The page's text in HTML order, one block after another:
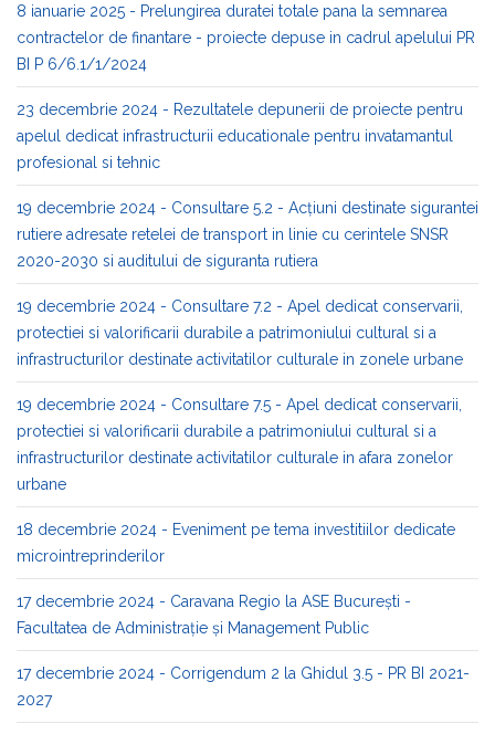
8 ianuarie 2025 - Prelungirea duratei totale pana la semnarea
contractelor de finantare - proiecte depuse in cadrul apelului PR
BI P 6/6.1/1/2024
23 decembrie 2024 - Rezultatele depunerii de proiecte pentru
apelul dedicat infrastructurii educationale pentru invatamantul
profesional si tehnic
19 decembrie 2024 - Consultare 5.2 - Acțiuni destinate sigurantei
rutiere adresate retelei de transport in linie cu cerintele SNSR
2020-2030 si auditului de siguranta rutiera
19 decembrie 2024 - Consultare 7.2 - Apel dedicat conservarii,
protectiei si valorificarii durabile a patrimoniului cultural si a
infrastructurilor destinate activitatilor culturale in zonele urbane
19 decembrie 2024 - Consultare 7.5 - Apel dedicat conservarii,
protectiei si valorificarii durabile a patrimoniului cultural si a
infrastructurilor destinate activitatilor culturale in afara zonelor
urbane
18 decembrie 2024 - Eveniment pe tema investitiilor dedicate
microintreprinderilor
17 decembrie 2024 - Caravana Regio la ASE București -
Facultatea de Administrație și Management Public​
17 decembrie 2024 - Corrigendum 2 la Ghidul 3.5 - PR BI 2021-
2027